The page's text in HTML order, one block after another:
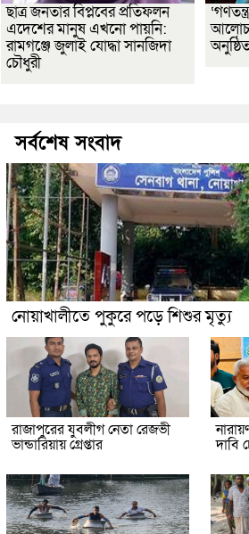
ছাত্র জনতার বিপ্লবের প্রতিফলন
এদেশের মানুষ এখনো পায়নি:
রামগঞ্জে জুলাই যোদ্ধা সানজিদা
চৌধুরী
সর্বশেষ সংবাদ
নোয়াখালীতে পুকুরে পড়ে শিশুর মৃত্যু
রাজাপুরের যুবলীগ নেতা রেজভী
ভান্ডারিয়ায় গ্রেপ্তার দাবি